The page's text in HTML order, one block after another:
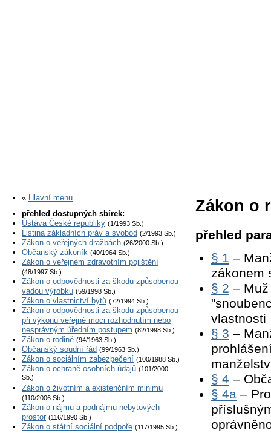
« Hlavní menu
přehled dostupných sbírek:
Ústava České republiky (1/1993 Sb.)
Listina základních práv a svobod (2/1993 Sb.)
Zákon o veřejných dražbách (26/2000 Sb.)
Občanský zákoník (40/1964 Sb.)
Zákon o veřejném zdravotním pojištění
(48/1997 Sb.)
Zákon o odpovědnosti za škodu způsobenou
vadou výrobku (59/1998 Sb.)
Zákon o vlastnictví bytů (72/1994 Sb.)
Zákon o odpovědnosti za škodu způsobenou
při výkonu veřejné moci rozhodnutím nebo
nesprávným úředním postupem (82/1998 Sb.)
Zákon o rodině (94/1963 Sb.)
Občanský soudní řád (99/1963 Sb.)
Zákon o sociálním zabezpečení (100/1988 Sb.)
Zákon o ochraně osobních údajů (101/2000
Sb.)
Zákon o životním a existenčním minimu
(110/2006 Sb.)
Zákon o nájmu a podnájmu nebytových
prostor (116/1990 Sb.)
Zákon o státní sociální podpoře (117/1995 Sb.)
Zákon o
přehled
§ 1 –
zákonem
§ 2 –
vlastnosti
§ 3 –
§ 4 –
§ 4a–